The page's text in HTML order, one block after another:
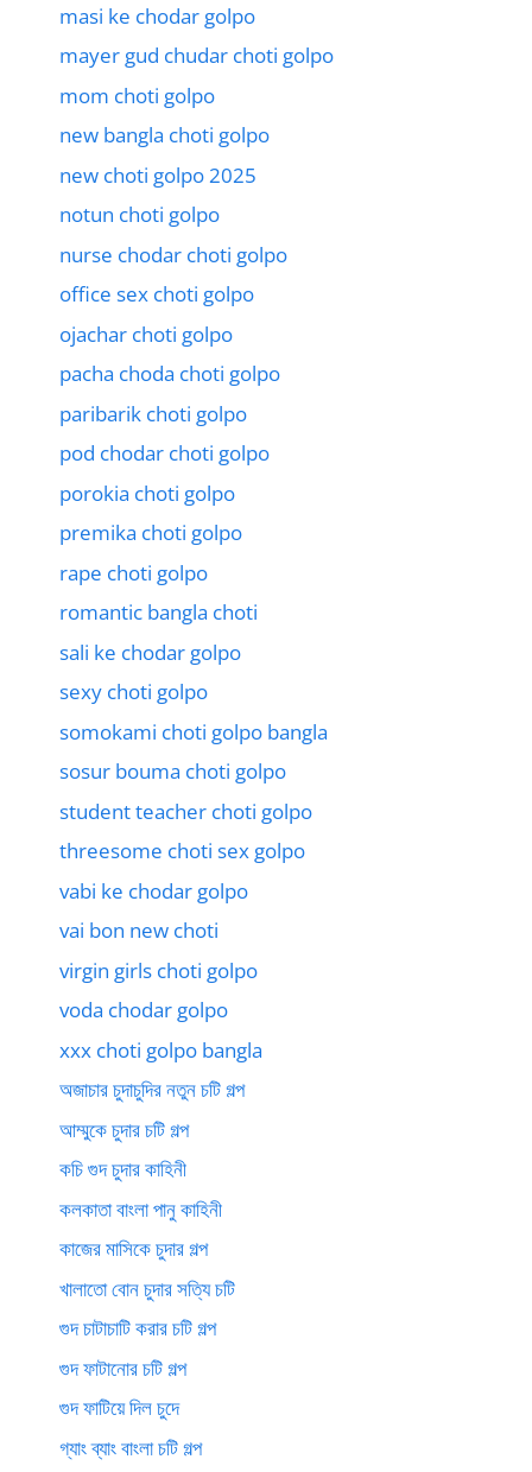
masi ke chodar golpo
mayer gud chudar choti golpo
mom choti golpo
new bangla choti golpo
new choti golpo 2025
notun choti golpo
nurse chodar choti golpo
office sex choti golpo
ojachar choti golpo
pacha choda choti golpo
paribarik choti golpo
pod chodar choti golpo
porokia choti golpo
premika choti golpo
rape choti golpo
romantic bangla choti
sali ke chodar golpo
sexy choti golpo
somokami choti golpo bangla
sosur bouma choti golpo
student teacher choti golpo
threesome choti sex golpo
vabi ke chodar golpo
vai bon new choti
virgin girls choti golpo
voda chodar golpo
xxx choti golpo bangla
অজাচার চুদাচুদির নতুন চটি গল্প
আম্মুকে চুদার চটি গল্প
কচি গুদ চুদার কাহিনী
কলকাতা বাংলা পানু কাহিনী
কাজের মাসিকে চুদার গল্প
খালাতো বোন চুদার সত্যি চটি
গুদ চাটাচাটি করার চটি গল্প
গুদ ফাটানোর চটি গল্প
গুদ ফাটিয়ে দিল চুদে
গ্যাং ব্যাং বাংলা চটি গল্প